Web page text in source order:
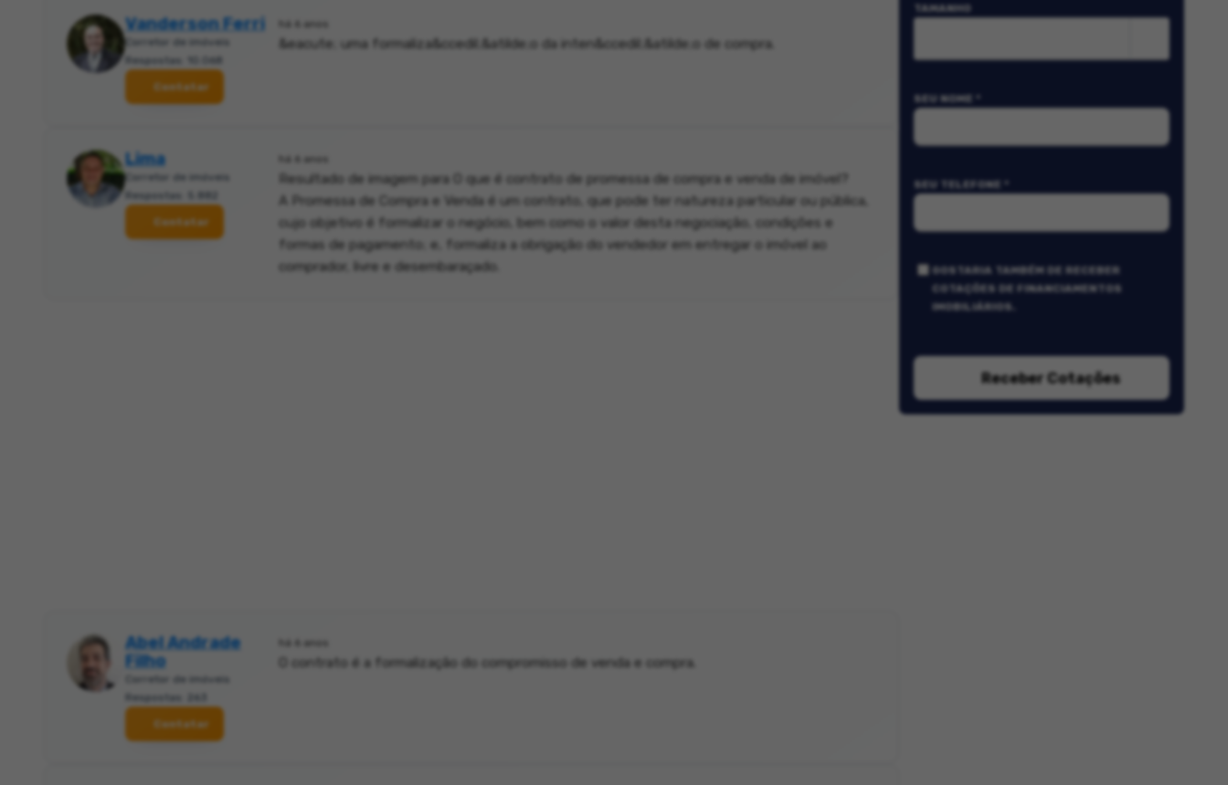
Vanderson Ferri
Corretor de imóveis
Respostas: 10.068
Contatar
há 6 anos
&eacute; uma formaliza&ccedil;&atilde;o da inten&ccedil;&atilde;o de compra.
Lima
Corretor de imóveis
Respostas: 5.882
Contatar
há 6 anos
Resultado de imagem para O que é contrato de promessa de compra e venda de imóvel?
A Promessa de Compra e Venda é um contrato, que pode ter natureza particular ou pública,
cujo objetivo é formalizar o negócio, bem como o valor desta negociação, condições e
formas de pagamento; e, formaliza a obrigação do vendedor em entregar o imóvel ao
comprador, livre e desembaraçado.
Abel Andrade
Filho
Corretor de imóveis
Respostas: 263
Contatar
há 6 anos
O contrato é a formalização do compromisso de venda e compra.
TAMANHO
SEU NOME *
SEU TELEFONE *
GOSTARIA TAMBÉM DE RECEBER
COTAÇÕES DE FINANCIAMENTOS
IMOBILIÁRIOS.
Receber Cotações